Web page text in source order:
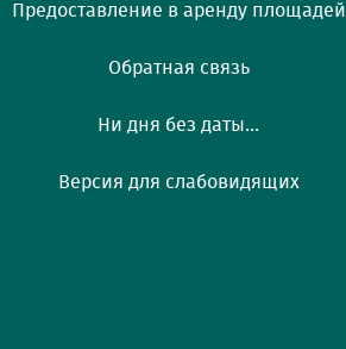
Предоставление в аренду площадей
Обратная связь
Ни дня без даты...
Версия для слабовидящих